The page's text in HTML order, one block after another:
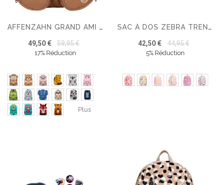
AFFENZAHN GRAND AMI GRAND AMI SAC À DOS ERGONOMIQUE
49,50 € 59,95 €
17% Réduction
Plus
SAC À DOS ZEBRA TRENDS LILY
42,50 € 44,95 €
5% Réduction